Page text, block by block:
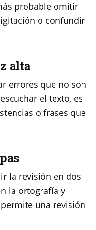
probable omitir
o confundir
alta
errores que no son
el texto, es
o frases que
la revisión en dos
la ortografía y
una revisión